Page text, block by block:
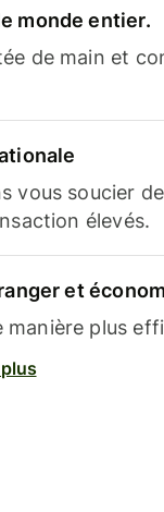
monde entier.
de main et
vous soucier
élevés.
et
plus